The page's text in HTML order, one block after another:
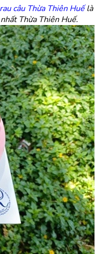
câu Thừa Thiên Huếlà
Thừa Thiên Huế.